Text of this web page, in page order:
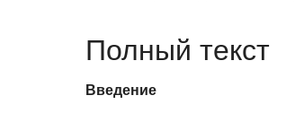
Полный текст
Введение